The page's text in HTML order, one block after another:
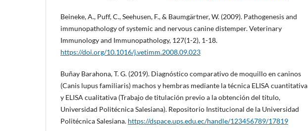
Beineke, A., Puff, C., Seehusen, F., & Baumgärtner, W. (2009). Pathogenesis and
immunopathology of systemic and nervous canine distemper. Veterinary
Immunology and Immunopathology, 127(1-2), 1-18.
https://doi.org/10.1016/j.vetimm.2008.09.023
Buñay Barahona, T. G. (2019). Diagnóstico comparativo de moquillo en caninos
(Canis lupus familiaris) machos y hembras mediante la técnica ELISA cuantitativa
y ELISA cualitativa (Trabajo de titulación previo a la obtención del título,
Universidad Politécnica Salesiana). Repositorio Institucional de la Universidad
Politécnica Salesiana. https://dspace.ups.edu.ec/handle/123456789/17819